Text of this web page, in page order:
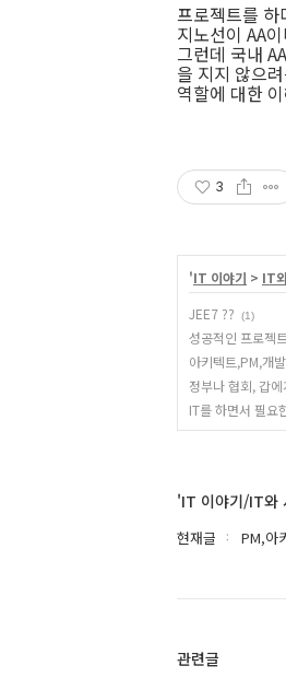
프로젝트를
지노선이 AA
그런데 국내
을 지지 않으
역할에 대한
3
'IT 이야기 > IT
JEE7 ??
(1)
성공적인 프로
아키텍트,PM,개
정부나 협회, 갑
IT를 하면서 필요
'IT 이야기/IT와
현재글 PM,아
관련글